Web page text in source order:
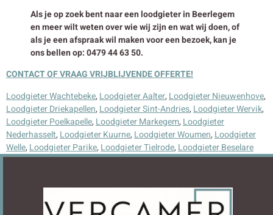
Als je op zoek bent naar een loodgieter in Beerlegem
en meer wilt weten over wie wij zijn en wat wij doen, of
als je een afspraak wil maken voor een bezoek, kan je
ons bellen op: 0479 44 63 50.
CONTACT OF VRAAG VRIJBLIJVENDE OFFERTE!
Loodgieter Wachtebeke, Loodgieter Aalter, Loodgieter Nieuwenhove,
Loodgieter Driekapellen, Loodgieter Sint-Andries, Loodgieter Wervik,
Loodgieter Poelkapelle, Loodgieter Markegem, Loodgieter
Nederhasselt, Loodgieter Kuurne, Loodgieter Woumen, Loodgieter
Welle, Loodgieter Parike, Loodgieter Tielrode, Loodgieter Beselare